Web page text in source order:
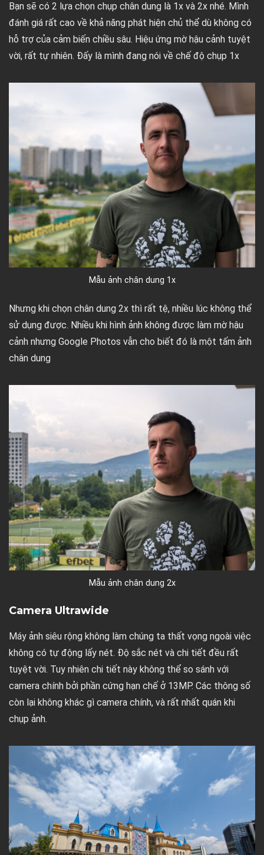
Bạn sẽ có 2 lựa chọn chụp chân dung là 1x và 2x nhé. Mình
đánh giá rất cao về khả năng phát hiện chủ thể dù không có
hỗ trợ của cảm biến chiều sâu. Hiệu ứng mờ hậu cảnh tuyệt
vời, rất tự nhiên. Đấy là mình đang nói về chế độ chụp 1x
Mẫu ảnh chân dung 1x
Nhưng khi chọn chân dung 2x thì rất tệ, nhiều lúc không thể
sử dụng được. Nhiều khi hình ảnh không được làm mờ hậu
cảnh nhưng Google Photos vẫn cho biết đó là một tấm ảnh
chân dung
Mẫu ảnh chân dung 2x
Camera Ultrawide
Máy ảnh siêu rộng không làm chúng ta thất vọng ngoài việc
không có tự động lấy nét. Độ sắc nét và chi tiết đều rất
tuyệt vời. Tuy nhiên chi tiết này không thể so sánh với
camera chính bởi phần cứng hạn chế ở 13MP. Các thông số
còn lại không khác gì camera chính, và rất nhất quán khi
chụp ảnh.